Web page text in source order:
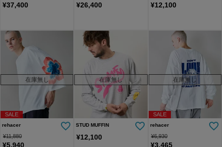
¥37,400 ¥26,400 ¥12,100
SALE
在庫無し
rehacer
¥11,880
¥5,940
在庫無し
STUD MUFFIN
¥12,100
SALE
在庫無し
rehacer
¥6,930
¥3,465